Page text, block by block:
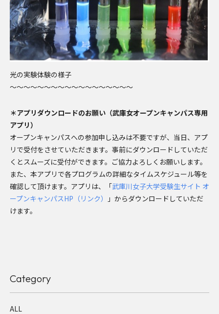
光の実験体験の様子
～～～～～～～～～～～～～～～～～～
＊アプリダウンロードのお願い（武庫女オープンキャンパス専用
アプリ）
オープンキャンパスへの参加申し込みは不要ですが、当日、アプ
リで受付をさせていただきます。事前にダウンロードしていただ
くとスムーズに受付ができます。ご協力よろしくお願いします。
また、本アプリで各プログラムの詳細なタイムスケジュール等を
確認して頂けます。アプリは、「武庫川女子大学受験生サイト オ
ープンキャンパスHP（リンク）
」からダウンロードしていただ
けます。
Category
ALL